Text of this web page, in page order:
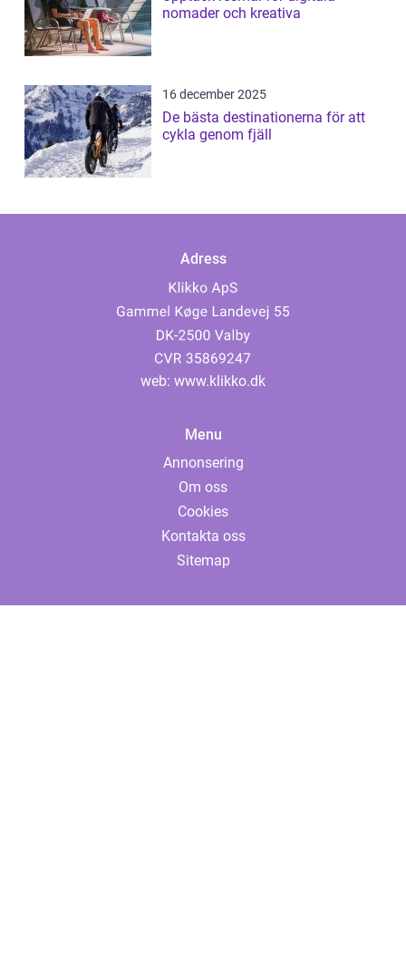
nomader och kreativa
16 december 2025
De bästa destinationerna för att
cykla genom fjäll
Adress
web: www.klikko.dk
Menu
Annonsering
Om oss
Cookies
Kontakta oss
Sitemap